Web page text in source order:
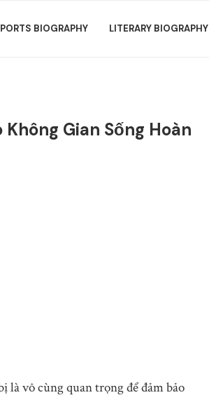
BIOGRAPHY LITERARY BIOGRAPHY
Gian Sống Hoàn
là vô cùng quan trọng để đảm bảo